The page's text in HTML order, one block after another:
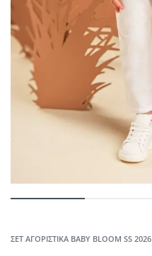
ΣΈΤ ΑΓΟΡΊΣΤΙΚΑ BABY BLOOM SS 2026